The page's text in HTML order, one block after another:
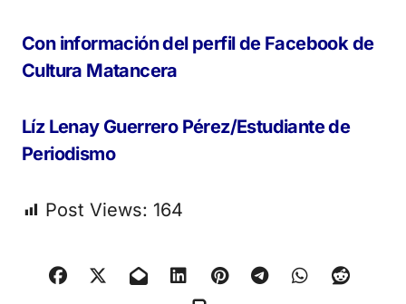
Con información del perfil de Facebook de
Cultura Matancera
Líz Lenay Guerrero Pérez/Estudiante de
Periodismo
Post Views: 164